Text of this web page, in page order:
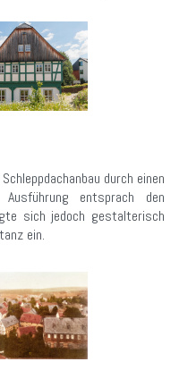
durch einen
entsprach den
sich jedoch gestalterisch
ein.